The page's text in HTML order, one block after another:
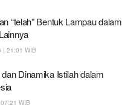
“telah” Bentuk Lampau dalam
| 21:01 WIB
Dinamika Istilah dalam
WIB